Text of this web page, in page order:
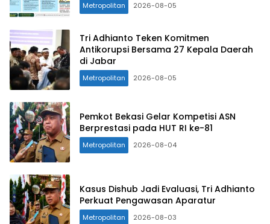
Metropolitan 2026-08-05
Tri Adhianto Teken Komitmen
Antikorupsi Bersama 27 Kepala Daerah
di Jabar
Metropolitan 2026-08-05
Pemkot Bekasi Gelar Kompetisi ASN
Berprestasi pada HUT RI ke-81
Metropolitan 2026-08-04
Kasus Dishub Jadi Evaluasi, Tri Adhianto
Perkuat Pengawasan Aparatur
Metropolitan 2026-08-03